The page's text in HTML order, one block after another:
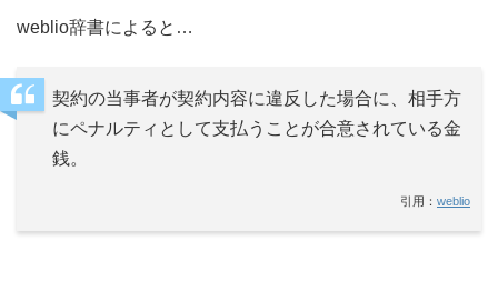
weblio辞書によると…
契約の当事者が契約内容に違反した場合に、相手方
にペナルティとして支払うことが合意されている金
銭。
引用： weblio